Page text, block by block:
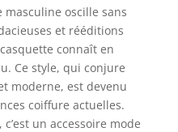
masculine oscille sans
et rééditions
connaît en
Ce style, qui conjure
moderne, est devenu
coiffure actuelles.
un accessoire mode